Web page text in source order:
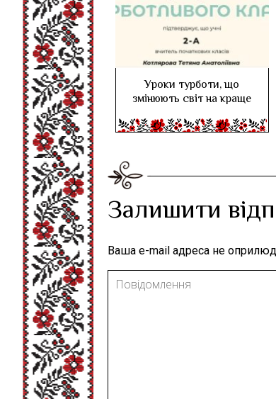
Уроки турботи, що
змінюють світ на краще
Залишити
Ваша e-mail адреса не